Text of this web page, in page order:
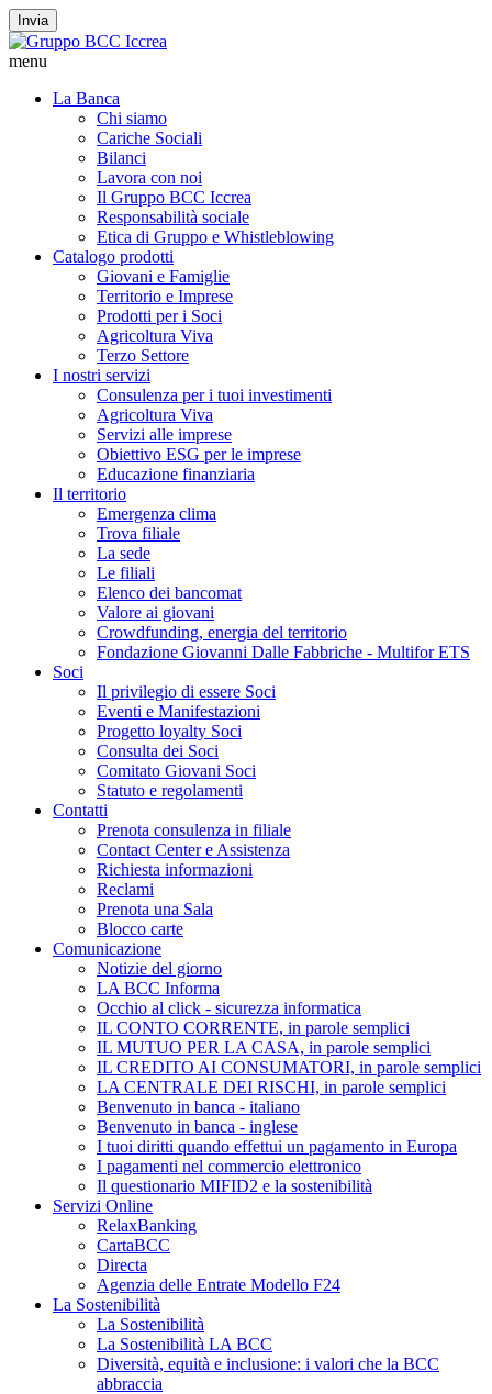
Invia
menu
La Banca
Chi siamo
Cariche Sociali
Bilanci
Lavora con noi
Il Gruppo BCC Iccrea
Responsabilità sociale
Etica di Gruppo e Whistleblowing
Catalogo prodotti
Giovani e Famiglie
Territorio e Imprese
Prodotti per i Soci
Agricoltura Viva
Terzo Settore
I nostri servizi
Consulenza per i tuoi investimenti
Agricoltura Viva
Servizi alle imprese
Obiettivo ESG per le imprese
Educazione finanziaria
Il territorio
Emergenza clima
Trova filiale
La sede
Le filiali
Elenco dei bancomat
Valore ai giovani
Crowdfunding, energia del territorio
Fondazione Giovanni Dalle Fabbriche - Multifor ETS
Soci
Il privilegio di essere Soci
Eventi e Manifestazioni
Progetto loyalty Soci
Consulta dei Soci
Comitato Giovani Soci
Statuto e regolamenti
Contatti
Prenota consulenza in filiale
Contact Center e Assistenza
Richiesta informazioni
Reclami
Prenota una Sala
Blocco carte
Comunicazione
Notizie del giorno
LA BCC Informa
Occhio al click - sicurezza informatica
IL CONTO CORRENTE, in parole semplici
IL MUTUO PER LA CASA, in parole semplici
IL CREDITO AI CONSUMATORI, in parole semplici
LA CENTRALE DEI RISCHI, in parole semplici
Benvenuto in banca - italiano
Benvenuto in banca - inglese
I tuoi diritti quando effettui un pagamento in Europa
I pagamenti nel commercio elettronico
Il questionario MIFID2 e la sostenibilità
Servizi Online
RelaxBanking
CartaBCC
Directa
Agenzia delle Entrate Modello F24
La Sostenibilità
La Sostenibilità
La Sostenibilità LA BCC
Diversità, equità e inclusione: i valori che la BCC
abbraccia